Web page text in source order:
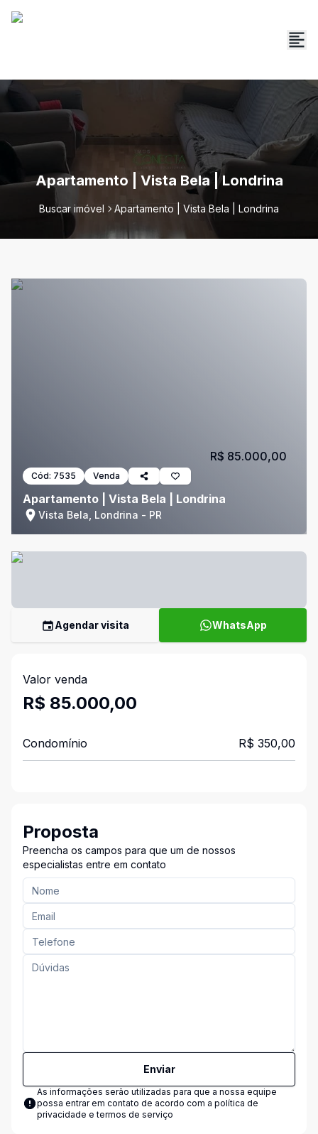
Apartamento | Vista Bela | Londrina
Buscar imóvel Apartamento | Vista Bela | Londrina
Cód: 7535 Venda
Apartamento | Vista Bela | Londrina
Vista Bela, Londrina - PR
R$ 85.000,00
Agendar visita WhatsApp
Valor venda
R$ 85.000,00
Condomínio R$ 350,00
Proposta
Preencha os campos para que um de nossos
especialistas entre em contato
Enviar
As informações serão utilizadas para que a nossa equipe
possa entrar em contato de acordo com a política de
privacidade e termos de serviço